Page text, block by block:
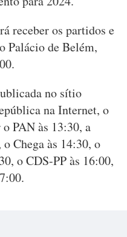
receber os partidos e
Palácio de Belém,
no sítio
na Internet, o
PAN às 13:30, a
Chega às 14:30, o
o CDS-PP às 16:00,